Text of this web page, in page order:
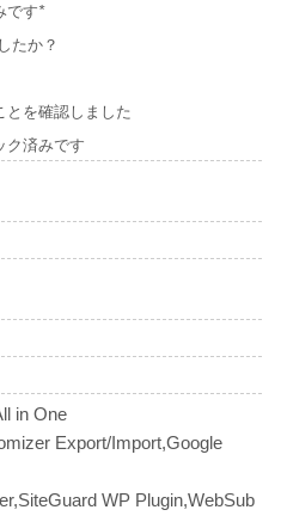
です*
たか？
とを確認しました
ク済みです
in One
Export/Import,Google
WP Plugin,WebSub